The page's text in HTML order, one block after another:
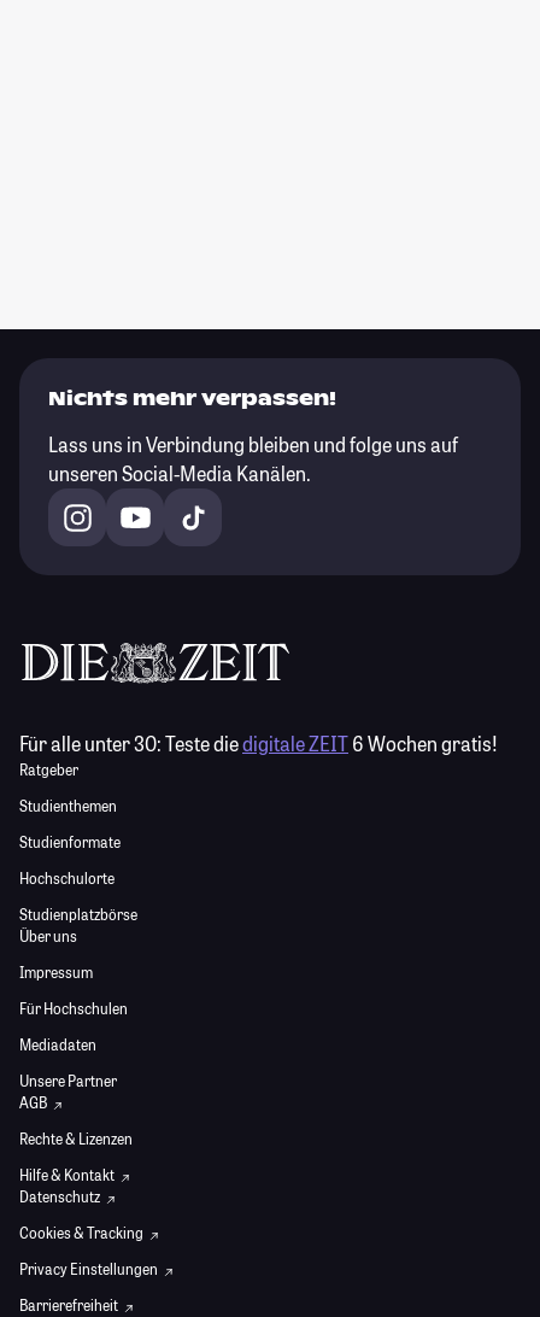
Nichts mehr verpassen!
Lass uns in Verbindung bleiben und folge uns auf
unseren Social-Media Kanälen.
Für alle unter 30:Teste diedigitale ZEIT6 Wochen gratis!
Ratgeber
Studienthemen
Studienformate
Hochschulorte
Studienplatzbörse
Über uns
Impressum
Für Hochschulen
Mediadaten
Unsere Partner
AGB
Rechte & Lizenzen
Hilfe & Kontakt
Datenschutz
Cookies & Tracking
Privacy Einstellungen
Barrierefreiheit